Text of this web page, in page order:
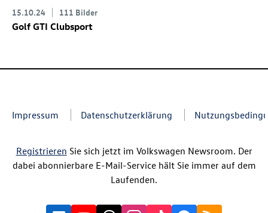
15.10.24 111 Bilder
Golf GTI Clubsport
Impressum Datenschutzerklärung
Registrieren Sie sich jetzt im Volkswagen Newsroom. Der
dabei abonnierbare E-Mail-Service hält Sie immer auf dem
Laufenden.